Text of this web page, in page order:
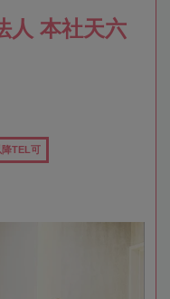
人 本社天六
降TEL可